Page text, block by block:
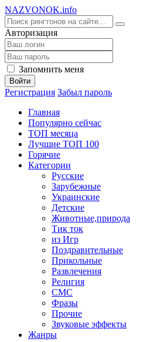
NAZVONOK.info
Авторизация
Запомнить меня
Войти
Регистрация Забыл пароль
Главная
Популярно сейчас
ТОП месяца
Лучшие ТОП 100
Горячие
Категории
Русские
Зарубежные
Украинские
Детские
Животные,природа
Тик ток
из Игр
Поздравительные
Прикольные
Развлечения
Религия
СМС
Фразы
Прочие
Звуковые эффекты
Жанры